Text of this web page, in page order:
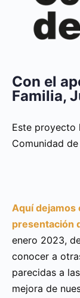
Con el
Familia,
Este proyecto
Comunidad
Aquí dejamos
presentación
enero 2023,
conocer a
parecidas a
mejora de